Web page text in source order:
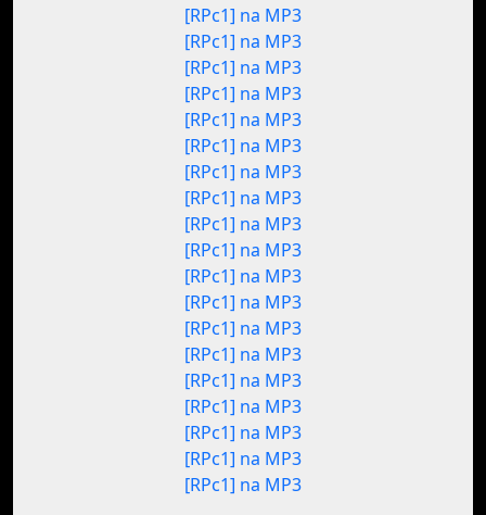
[RPc1] na MP3
[RPc1] na MP3
[RPc1] na MP3
[RPc1] na MP3
[RPc1] na MP3
[RPc1] na MP3
[RPc1] na MP3
[RPc1] na MP3
[RPc1] na MP3
[RPc1] na MP3
[RPc1] na MP3
[RPc1] na MP3
[RPc1] na MP3
[RPc1] na MP3
[RPc1] na MP3
[RPc1] na MP3
[RPc1] na MP3
[RPc1] na MP3
[RPc1] na MP3